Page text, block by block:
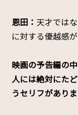
恩田： 天才では
に対する優越感
――映画の予告編
人には絶対にた
うセリフがありま